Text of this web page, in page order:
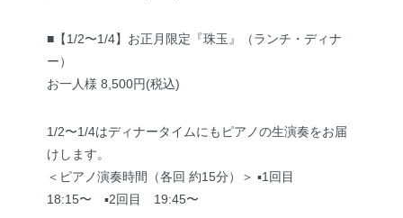
■【1/2〜1/4】お正月限定『珠玉』（ランチ・ディナ
ー）
お一人様 8,500円(税込)
1/2〜1/4はディナータイムにもピアノの生演奏をお届
けします。
＜ピアノ演奏時間（各回 約15分）＞ ▪️1回目
18:15〜 ▪️2回目 19:45〜